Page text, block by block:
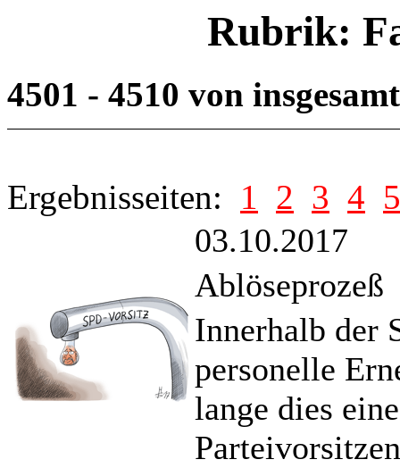
Rubrik:
4501 - 4510 von
Ergebnisseiten: 1 2 3 4 5
03.10.2017
Ablöseprozeß
Innerhalb der
personelle
lange dies